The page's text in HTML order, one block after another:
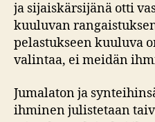
ja sijaiskärsijänä otti
kuuluvan
pelastukseen kuuluva
valintaa, ei meidän
Jumalaton ja
ihminen julistetaan